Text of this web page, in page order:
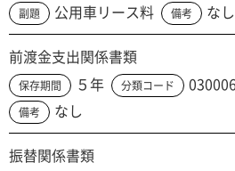
副題 公用車リース料 備考 なし
前渡金支出関係書類
保存期間 ５年 分類コード
備考 なし
振替関係書類